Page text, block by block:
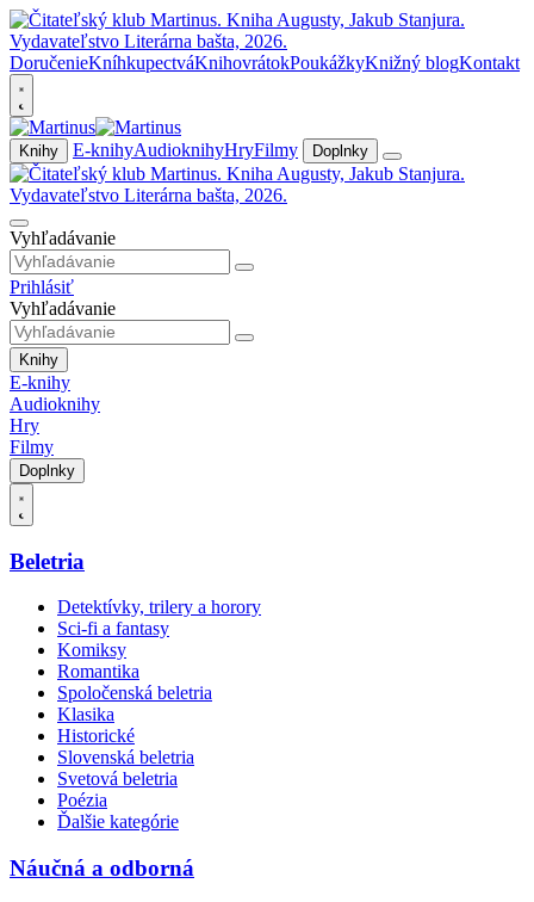
DoručenieKníhkupectváKnihovrátokPoukážkyKnižný blogKontakt
Knihy E-knihyAudioknihyHryFilmy Doplnky
Vyhľadávanie
Prihlásiť
Vyhľadávanie
Knihy
E-knihy
Audioknihy
Hry
Filmy
Doplnky
Beletria
Detektívky, trilery a horory
Sci-fi a fantasy
Komiksy
Romantika
Spoločenská beletria
Klasika
Historické
Slovenská beletria
Svetová beletria
Poézia
Ďalšie kategórie
Náučná a odborná